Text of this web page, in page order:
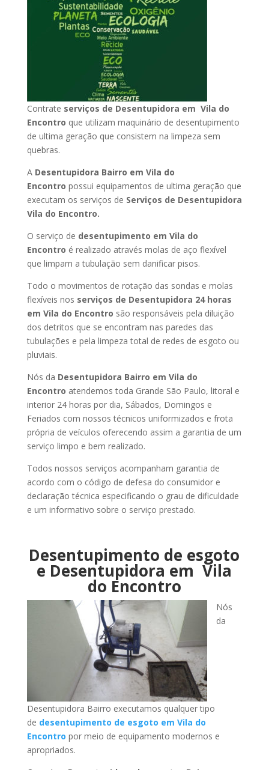
Contrate serviços de Desentupidora em Vila do
Encontro que utilizam maquinário de desentupimento
de ultima geração que consistem na limpeza sem
quebras.
A Desentupidora Bairro em Vila do
Encontro possui equipamentos de ultima geração que
executam os serviços de Serviços de Desentupidora
Vila do Encontro.
O serviço de desentupimento em Vila do
Encontro é realizado através molas de aço flexível
que limpam a tubulação sem danificar pisos.
Todo o movimentos de rotação das sondas e molas
flexíveis nos serviços de Desentupidora 24 horas
em Vila do Encontro são responsáveis pela diluição
dos detritos que se encontram nas paredes das
tubulações e pela limpeza total de redes de esgoto ou
pluviais.
Nós da Desentupidora Bairro em Vila do
Encontro atendemos toda Grande São Paulo, litoral e
interior 24 horas por dia, Sábados, Domingos e
Feriados com nossos técnicos uniformizados e frota
própria de veículos oferecendo assim a garantia de um
serviço limpo e bem realizado.
Todos nossos serviços acompanham garantia de
acordo com o código de defesa do consumidor e
declaração técnica especificando o grau de dificuldade
e um informativo sobre o serviço prestado.
Desentupimento de esgoto
e Desentupidora em Vila
do Encontro
Nós
da
Desentupidora Bairro executamos qualquer tipo
de desentupimento de esgoto em Vila do
Encontro por meio de equipamento modernos e
apropriados.